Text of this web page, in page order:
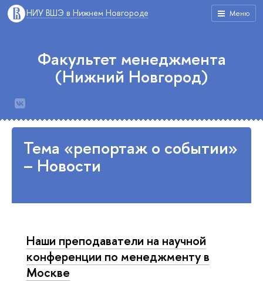
Меню
НИУ ВШЭ в Нижнем Новгороде
Факультет менеджмента
(Нижний Новгород)
Тема «репортаж о событии»
– Новости
Наши преподаватели на научной
конференции по менеджменту в
Москве